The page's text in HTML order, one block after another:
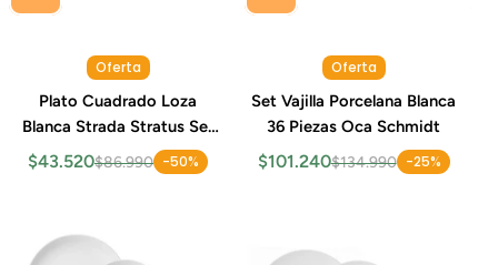
Oferta
Plato Cuadrado Loza
Blanca Strada Stratus Set
24 Piezas
$43.520$86.990 -50%
Oferta
Set Vajilla Porcelana Blanca
36 Piezas Oca Schmidt
$101.240$134.990 -25%